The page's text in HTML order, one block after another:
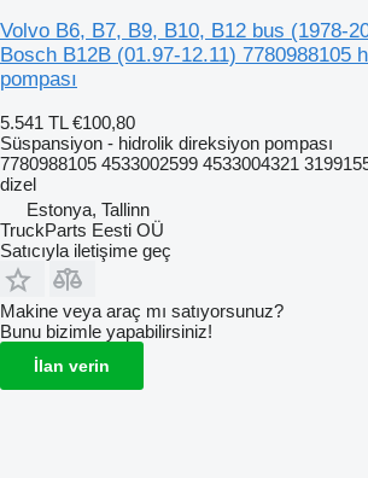
Volvo B6, B7, B9, B10, B12 bus (1978-
Bosch B12B (01.97-12.11) 7780988105
pompası
5.541 TL €100,80
Süspansiyon - hidrolik direksiyon pompası
7780988105 4533002599 4533004321
dizel
Estonya, Tallinn
TruckParts Eesti OÜ
Satıcıyla iletişime geç
Makine veya araç mı satıyorsunuz?
Bunu bizimle yapabilirsiniz!
İlan verin